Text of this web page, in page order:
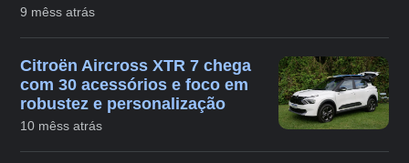
9 mêss atrás
Citroën Aircross XTR 7 chega
com 30 acessórios e foco em
robustez e personalização
10 mêss atrás